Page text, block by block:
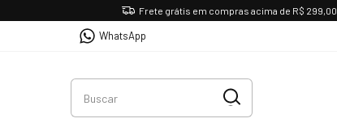
Frete grátis em compras acima de R$ 299,00
WhatsApp